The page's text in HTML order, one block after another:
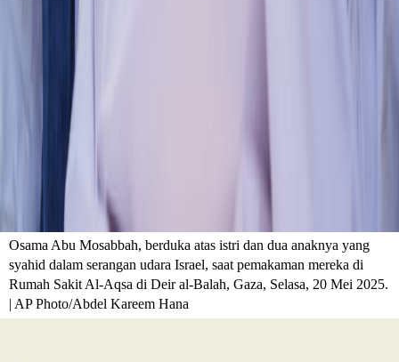
Osama Abu Mosabbah, berduka atas istri dan dua anaknya yang
syahid dalam serangan udara Israel, saat pemakaman mereka di
Rumah Sakit Al-Aqsa di Deir al-Balah, Gaza, Selasa, 20 Mei 2025.
| AP Photo/Abdel Kareem Hana